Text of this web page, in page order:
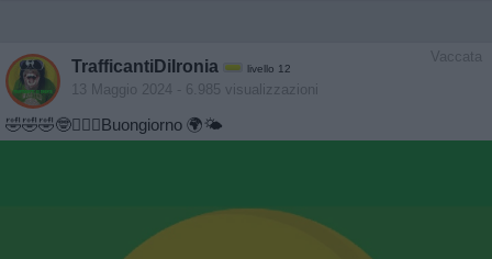
Vaccata
TrafficantiDiIronia livello 12
13 Maggio 2024 - 6.985 visualizzazioni
🤣🤣🤣🤓🙋🏿‍♂️Buongiorno 🌍🌤